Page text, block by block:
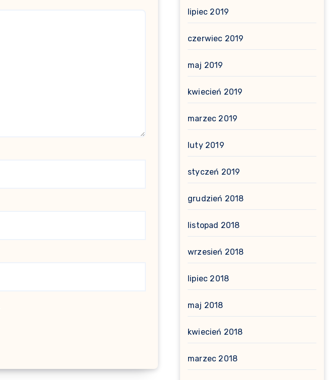
lipiec 2019
czerwiec 2019
maj 2019
kwiecień 2019
marzec 2019
luty 2019
styczeń 2019
grudzień 2018
listopad 2018
wrzesień 2018
lipiec 2018
maj 2018
kwiecień 2018
marzec 2018